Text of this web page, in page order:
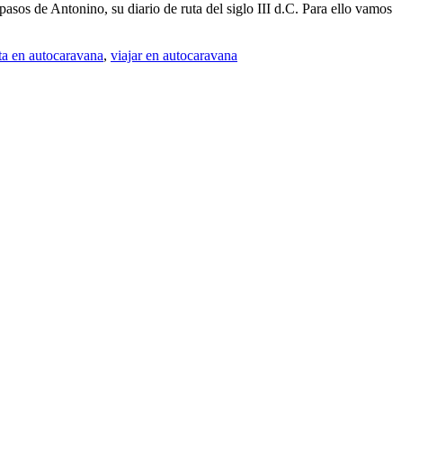
de Antonino, su diario de ruta del siglo III d.C. Para ello vamos
en autocaravana, viajar en autocaravana